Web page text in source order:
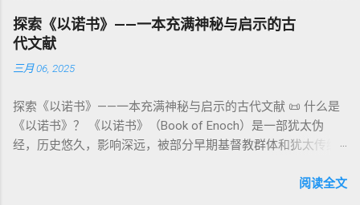
秩序感 ，帮助以色列人活在神的同在中。 “洁净”不是等同于“无
罪”，而是不妨碍与神交往的状态。圣所是神居住之地，进入必
16章描述每年一次的“赎罪日”（Yom Kippur），大祭司进入至
圣所，用血为圣所与百姓遮罪。 这是整卷《利未记》的神学中
心： 神愿意居住在人中间； 罪必须被遮盖才能维持这同在；
神主动提供遮罪之道（两个祭牲，特别是“为耶和华”的与“归于
亚撒泻勒”的）。 这预表...
以诺书》（斯拉夫文）与《三以诺书》（希伯来文），属更晚
期以诺传统，不等同于《一以诺书》。 二、为什么重要？——
呼应 犹大书14–15 几乎逐字引 1 Enoch 1:9（“主带着千万圣者
的“深渊囚禁”叙事共振。 彼后2:4 用“ 他他路斯 （Tartarus）”指
天使囚禁之所，贴近以诺传统语境。 福音书/启示录 中的“ 人子
来临与天使同来、坐在荣耀宝座审判列国 ”（太24–25；启1、
观 ：以诺将“巨人之灵”为游行污灵的渊源学解释，补给了新约
世 记 1: 1）； 在 其他 语 境 中也 可 用于 复数 意义， 如 指 多
神、 属 灵 存在、 审判 官 等； 因此， 需 借助 上下文 判断 语
义 和 神学 定位 。 二、 希伯来 圣经 中 Elohim 的 主要 用法 与
示例 分类 类型 用法 说明 示例 经文 含义 1. 真神 指 以色列 的
所 崇拜 的 神祇 出 20: 3 假 神/ 偶像（ gods） 3. 属 灵 存在
神 的 众 子、 天使、 神圣 议会 成员 诗 82: 1, 申 32: 8– 9
神圣 存在（ divine beings） 4. 法官 被 委托 施行 神 审判者 出
权 代表 受托 执行 神 旨意 的 人（ 如 摩西） 出 7: 1 神 的 代言
探索《以诺书》——一本充满神秘与启示的古
代文献
三月 06, 2025
探索《以诺书》——一本充满神秘与启示的古代文献 📜 什么是
《以诺书》？ 《以诺书》（Book of Enoch）是一部犹太伪
经，历史悠久，影响深远，被部分早期基督教群体和犹太传统
的曾祖父——的名义写成，包含大量关于天使、堕落、审判和弥
阅读全文